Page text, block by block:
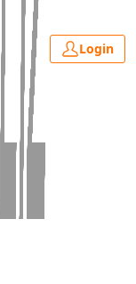
Login